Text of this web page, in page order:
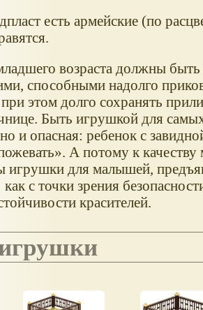
есть армейские (по
возраста должны
способными надолго
этом долго сохранять
Быть игрушкой для
и опасная: ребенок с
. А потому к качеству
игрушки для малышей,
с точки зрения
красителей.
игрушки